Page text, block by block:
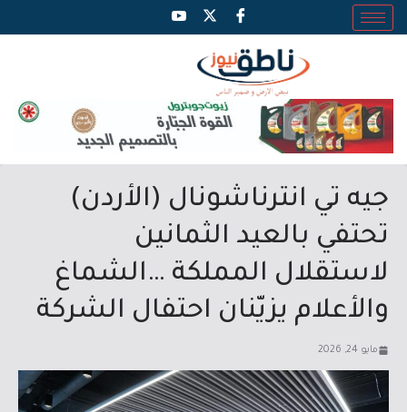
جيه تي انترناشونال (الأردن)
تحتفي بالعيد الثمانين
لاستقلال المملكة …الشماغ
والأعلام يزيّنان احتفال الشركة
مايو 24, 2026